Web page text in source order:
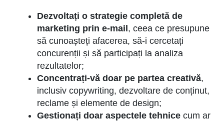
Dezvoltați o strategie completă de
marketing prin e-mail, ceea ce presupune
să cunoașteți afacerea, să-i cercetați
concurenții și să participați la analiza
rezultatelor;
Concentrați-vă doar pe partea creativă,
inclusiv copywriting, dezvoltare de conținut,
reclame și elemente de design;
Gestionați doar aspectele tehnice cum ar